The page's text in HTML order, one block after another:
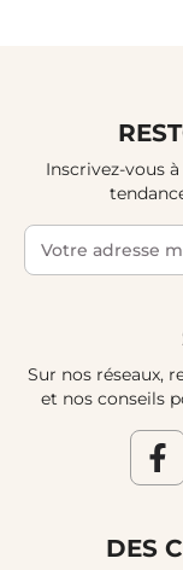
Inscrivez-vous
Sur nos réseaux,
et nos conseils
DES